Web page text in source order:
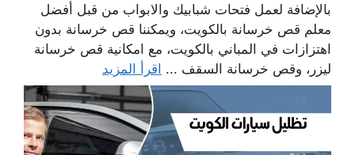
بالإضافة لعمل فتحات شبابيك والابواب من قبل أفضل
معلم قص خرسانة بالكويت، ويمكننا قص خرسانة بدون
اهتزازات في المباني بالكويت، مع امكانية قص خرسانة
ليزر، وقص خرسانة السقف ... اقرأ المزيد